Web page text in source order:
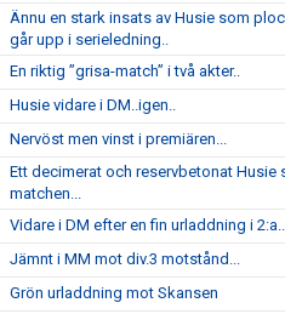
Ännu en stark insats av Husie som
går upp i serieledning..
En riktig ”grisa-match” i två akter..
Husie vidare i DM..igen..
Nervöst men vinst i premiären...
Ett decimerat och reservbetonat Husie
matchen...
Vidare i DM efter en fin urladdning i 2:a...
Jämnt i MM mot div.3 motstånd...
Grön urladdning mot Skansen